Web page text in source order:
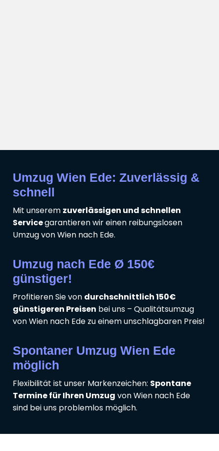
Umzug Wien Ede: Zuverlässig &
schnell
Mit unserem zuverlässigen und schnellen
Servicegarantieren wir einen reibungslosen
Umzug von Wien nach Ede.
Umzug nach Ede Ø 150€
günstiger!
Profitieren Sie von durchschnittlich 150€
günstigeren Preisen bei uns – Qualitätsumzug
von Wien nach Ede zu einem unschlagbaren Preis!
Spontaner Umzug Wien Ede
möglich
Flexibilität ist unser Markenzeichen: Spontane
Termine für Ihren Umzug von Wien nach Ede
sind bei uns problemlos möglich.